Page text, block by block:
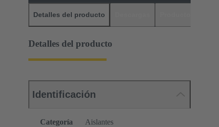
Detalles del producto
Detalles del producto
Identificación
Categoría
Aislantes